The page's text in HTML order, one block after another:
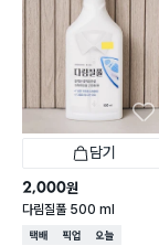
담기
2,000원
다림질풀 500 ml
택배배송매장픽업오늘배송